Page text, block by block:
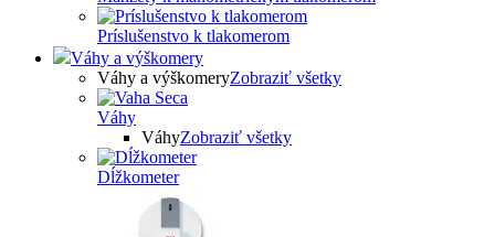
Príslušenstvo k tlakomerom
Váhy a výškomery
Váhy a výškomeryZobraziť všetky
Váhy
VáhyZobraziť všetky
Dĺžkometer